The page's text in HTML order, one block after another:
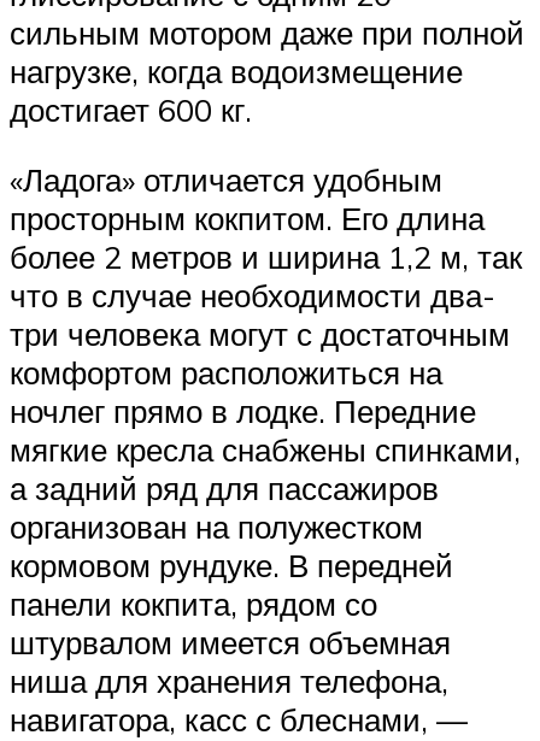
сильным мотором даже при полной
нагрузке, когда водоизмещение
достигает 600 кг.
«Ладога» отличается удобным
просторным кокпитом. Его длина
более 2 метров и ширина 1,2 м, так
что в случае необходимости два-
три человека могут с достаточным
комфортом расположиться на
ночлег прямо в лодке. Передние
мягкие кресла снабжены спинками,
а задний ряд для пассажиров
организован на полужестком
кормовом рундуке. В передней
панели кокпита, рядом со
штурвалом имеется объемная
ниша для хранения телефона,
навигатора, касс с блеснами, —